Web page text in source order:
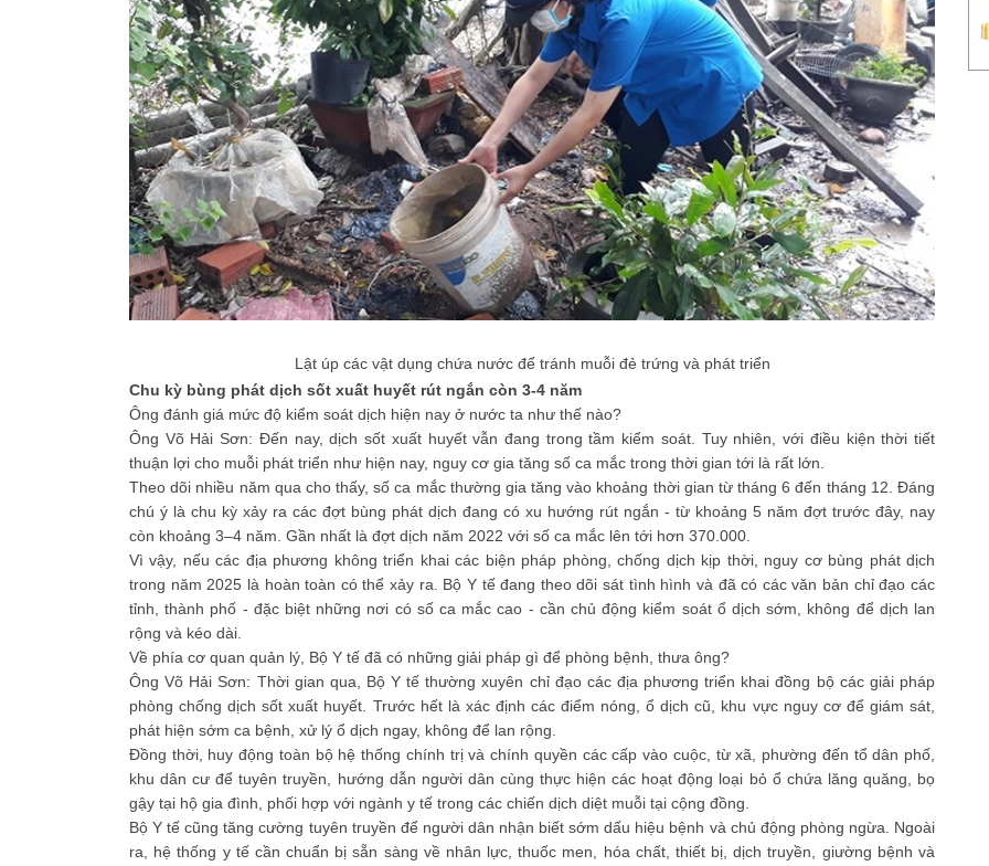
Lật úp các vật dụng chứa nước để tránh muỗi đẻ trứng và phát triển
Chu kỳ bùng phát dịch sốt xuất huyết rút ngắn còn 3-4 năm
Ông đánh giá mức độ kiểm soát dịch hiện nay ở nước ta như thế nào?
Ông Võ Hải Sơn: Đến nay, dịch sốt xuất huyết vẫn đang trong tầm kiểm soát. Tuy nhiên, với điều kiện thời tiết
thuận lợi cho muỗi phát triển như hiện nay, nguy cơ gia tăng số ca mắc trong thời gian tới là rất lớn.
Theo dõi nhiều năm qua cho thấy, số ca mắc thường gia tăng vào khoảng thời gian từ tháng 6 đến tháng 12. Đáng
chú ý là chu kỳ xảy ra các đợt bùng phát dịch đang có xu hướng rút ngắn - từ khoảng 5 năm đợt trước đây, nay
còn khoảng 3–4 năm. Gần nhất là đợt dịch năm 2022 với số ca mắc lên tới hơn 370.000.
Vì vậy, nếu các địa phương không triển khai các biện pháp phòng, chống dịch kịp thời, nguy cơ bùng phát dịch
trong năm 2025 là hoàn toàn có thể xảy ra. Bộ Y tế đang theo dõi sát tình hình và đã có các văn bản chỉ đạo các
tỉnh, thành phố - đặc biệt những nơi có số ca mắc cao - cần chủ động kiểm soát ổ dịch sớm, không để dịch lan
rộng và kéo dài.
Về phía cơ quan quản lý, Bộ Y tế đã có những giải pháp gì để phòng bệnh, thưa ông?
Ông Võ Hải Sơn: Thời gian qua, Bộ Y tế thường xuyên chỉ đạo các địa phương triển khai đồng bộ các giải pháp
phòng chống dịch sốt xuất huyết. Trước hết là xác định các điểm nóng, ổ dịch cũ, khu vực nguy cơ để giám sát,
phát hiện sớm ca bệnh, xử lý ổ dịch ngay, không để lan rộng.
Đồng thời, huy động toàn bộ hệ thống chính trị và chính quyền các cấp vào cuộc, từ xã, phường đến tổ dân phố,
khu dân cư để tuyên truyền, hướng dẫn người dân cùng thực hiện các hoạt động loại bỏ ổ chứa lăng quăng, bọ
gậy tại hộ gia đình, phối hợp với ngành y tế trong các chiến dịch diệt muỗi tại cộng đồng.
Bộ Y tế cũng tăng cường tuyên truyền để người dân nhận biết sớm dấu hiệu bệnh và chủ động phòng ngừa. Ngoài
ra, hệ thống y tế cần chuẩn bị sẵn sàng về nhân lực, thuốc men, hóa chất, thiết bị, dịch truyền, giường bệnh và